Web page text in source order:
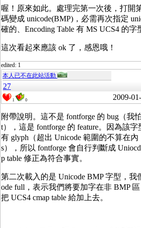
喔！原來如此。處理完第一次後，打開
碼變成 unicode(BMP)，必需再次指定
確的、Encoding Table 有 MS UCS4 的字
這次看起來應該 ok 了，感恩哦！
edited: 1
本人已不在此站活動
27
1 0 2009-
附帶說明。這不是 fontforge 的 bug（我
t），這是 fontforge 的 feature。因為該
有 glyph（超出 Unicode 範圍的不算在
s），所以 fontforge 會自行判斷成
p table 修正為符合事實。
第二次載入的是 Unicode BMP 字型，我
ode full，表示我們將要加字在非 BMP
把 UCS4 cmap table 給加上去。